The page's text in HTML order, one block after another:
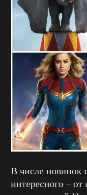
В числе новинок
интересного –